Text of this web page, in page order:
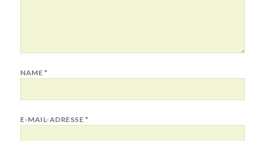
NAME *
E-MAIL-ADRESSE *